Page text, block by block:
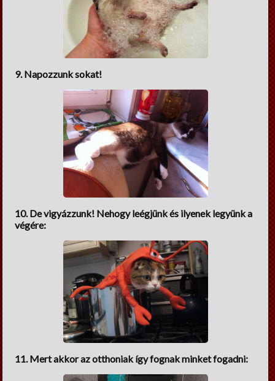
9. Napozzunk sokat!
10. De vigyázzunk! Nehogy leégjünk és ilyenek legyünk a
végére:
11. Mert akkor az otthoniak így fognak minket fogadni: